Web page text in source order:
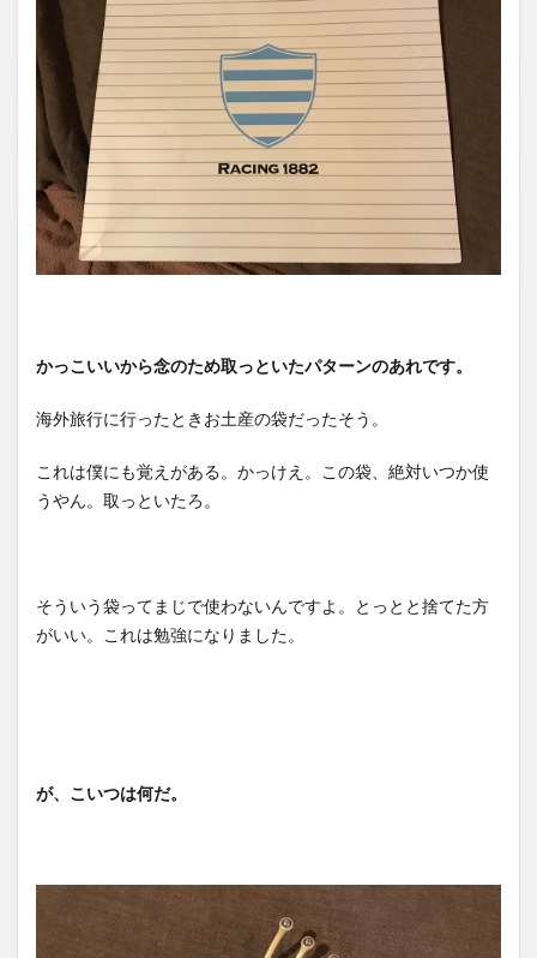
かっこいいから念のため取っといたパターンのあれです。
海外旅行に行ったときお土産の袋だったそう。
これは僕にも覚えがある。かっけえ。この袋、絶対いつか使
うやん。取っといたろ。
そういう袋ってまじで使わないんですよ。とっとと捨てた方
がいい。これは勉強になりました。
が、こいつは何だ。